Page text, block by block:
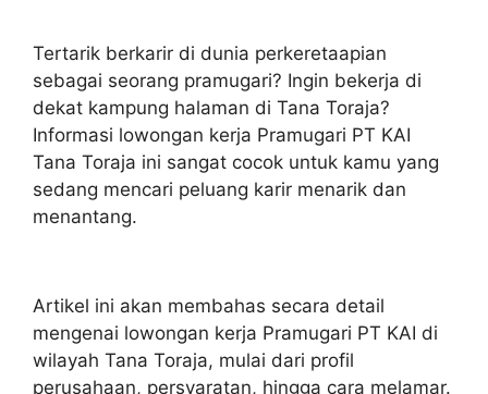
Tertarik berkarir di dunia perkeretaapian
sebagai seorang pramugari? Ingin bekerja di
dekat kampung halaman di Tana Toraja?
Informasi lowongan kerja Pramugari PT KAI
Tana Toraja ini sangat cocok untuk kamu yang
sedang mencari peluang karir menarik dan
menantang.
Artikel ini akan membahas secara detail
mengenai lowongan kerja Pramugari PT KAI di
wilayah Tana Toraja, mulai dari profil
perusahaan, persyaratan, hingga cara melamar.